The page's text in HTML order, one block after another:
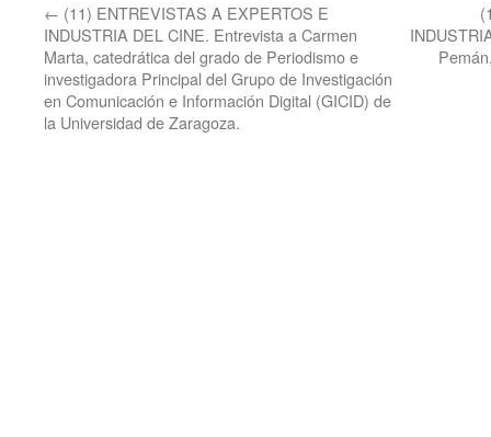
← (11) ENTREVISTAS A EXPERTOS E
INDUSTRIA DEL CINE. Entrevista a Carmen
Marta, catedrática del grado de Periodismo e
investigadora Principal del Grupo de Investigación
en Comunicación e Información Digital (GICID) de
la Universidad de Zaragoza.